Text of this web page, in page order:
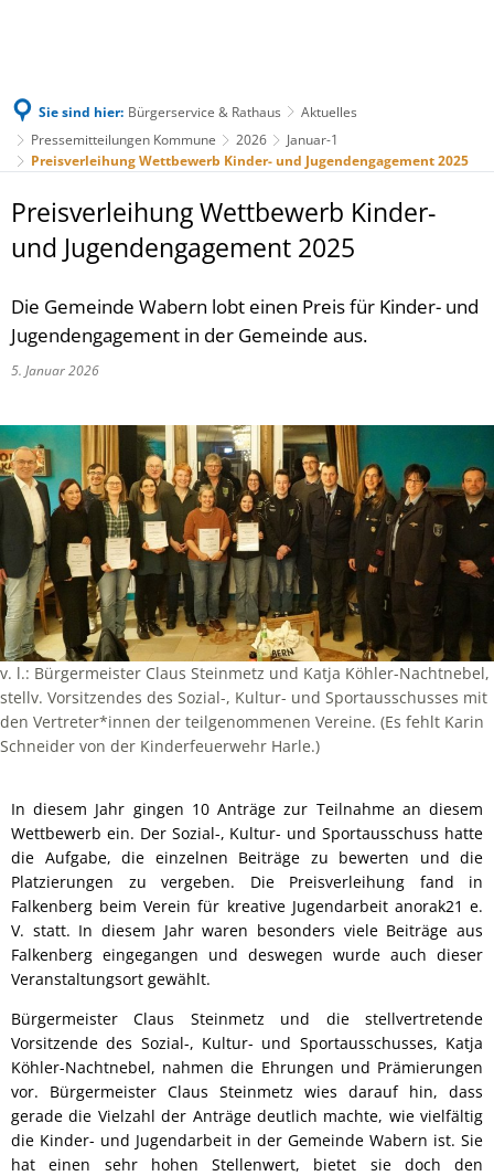
Sie sind hier: Bürgerservice & Rathaus
Aktuelles
Pressemitteilungen Kommune
2026
Januar-1
Preisverleihung Wettbewerb Kinder- und Jugendengagement 2025
Preisverleihung Wettbewerb Kinder-
und Jugendengagement 2025
Die Gemeinde Wabern lobt einen Preis für Kinder- und
Jugendengagement in der Gemeinde aus.
5. Januar 2026
v. l.: Bürgermeister Claus Steinmetz und Katja Köhler-Nachtnebel,
stellv. Vorsitzendes des Sozial-, Kultur- und Sportausschusses mit
den Vertreter*innen der teilgenommenen Vereine. (Es fehlt Karin
Schneider von der Kinderfeuerwehr Harle.)
In diesem Jahr gingen 10 Anträge zur Teilnahme an diesem
Wettbewerb ein. Der Sozial-, Kultur- und Sportausschuss hatte
die Aufgabe, die einzelnen Beiträge zu bewerten und die
Platzierungen zu vergeben. Die Preisverleihung fand in
Falkenberg beim Verein für kreative Jugendarbeit anorak21 e.
V. statt. In diesem Jahr waren besonders viele Beiträge aus
Falkenberg eingegangen und deswegen wurde auch dieser
Veranstaltungsort gewählt.
Bürgermeister Claus Steinmetz und die stellvertretende
Vorsitzende des Sozial-, Kultur- und Sportausschusses, Katja
Köhler-Nachtnebel, nahmen die Ehrungen und Prämierungen
vor. Bürgermeister Claus Steinmetz wies darauf hin, dass
gerade die Vielzahl der Anträge deutlich machte, wie vielfältig
die Kinder- und Jugendarbeit in der Gemeinde Wabern ist. Sie
hat einen sehr hohen Stellenwert, bietet sie doch den